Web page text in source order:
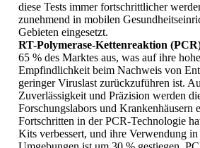
diese Tests immer fortschrittlicher
zunehmend in mobilen
Gebieten eingesetzt.
RT-Polymerase-Kettenreaktion
65 % des Marktes aus, was auf ihre
Empfindlichkeit beim Nachweis von
geringer Viruslast zurückzuführen ist.
Zuverlässigkeit und Präzision werden
Forschungslabors und Krankenhäusern
Fortschritten in der PCR-Technologie
Kits verbessert, und ihre Verwendung